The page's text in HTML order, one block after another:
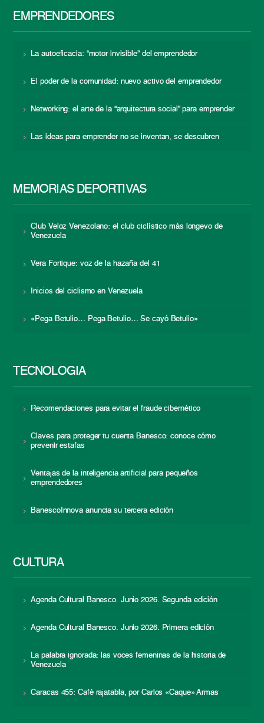
EMPRENDEDORES
La autoeficacia: “motor invisible” del emprendedor
El poder de la comunidad: nuevo activo del emprendedor
Networking: el arte de la “arquitectura social” para emprender
Las ideas para emprender no se inventan, se descubren
MEMORIAS DEPORTIVAS
Club Veloz Venezolano: el club ciclístico más longevo de
Venezuela
Vera Fortique: voz de la hazaña del 41
Inicios del ciclismo en Venezuela
«Pega Betulio… Pega Betulio… Se cayó Betulio»
TECNOLOGÍA
Recomendaciones para evitar el fraude cibernético
Claves para proteger tu cuenta Banesco: conoce cómo
prevenir estafas
Ventajas de la inteligencia artificial para pequeños
emprendedores
BanescoInnova anuncia su tercera edición
CULTURA
Agenda Cultural Banesco. Junio 2026. Segunda edición
Agenda Cultural Banesco. Junio 2026. Primera edición
La palabra ignorada: las voces femeninas de la historia de
Venezuela
Caracas 455: Café rajatabla, por Carlos «Caque» Armas